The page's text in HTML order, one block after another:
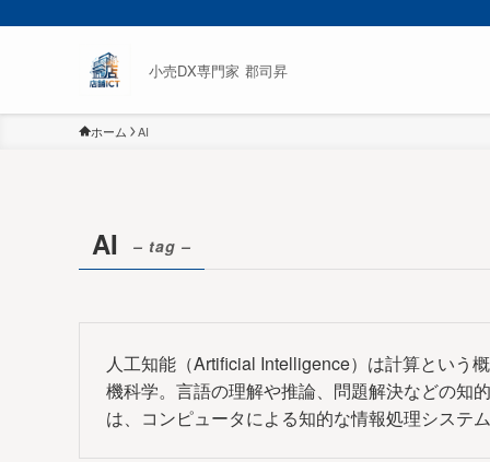
小売DX専門家 郡司昇
ホーム AI
AI – tag –
人工知能（Artificial Intelligence）は計算という
機科学。言語の理解や推論、問題解決などの知
は、コンピュータによる知的な情報処理システ